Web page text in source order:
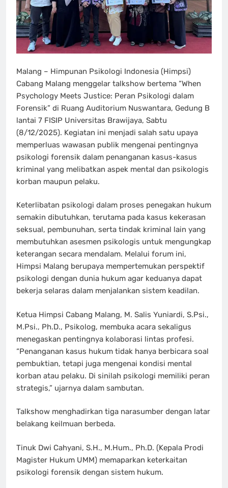
Malang – Himpunan Psikologi Indonesia (Himpsi)
Cabang Malang menggelar talkshow bertema “When
Psychology Meets Justice: Peran Psikologi dalam
Forensik” di Ruang Auditorium Nuswantara, Gedung B
lantai 7 FISIP Universitas Brawijaya, Sabtu
(8/12/2025). Kegiatan ini menjadi salah satu upaya
memperluas wawasan publik mengenai pentingnya
psikologi forensik dalam penanganan kasus-kasus
kriminal yang melibatkan aspek mental dan psikologis
korban maupun pelaku.
Keterlibatan psikologi dalam proses penegakan hukum
semakin dibutuhkan, terutama pada kasus kekerasan
seksual, pembunuhan, serta tindak kriminal lain yang
membutuhkan asesmen psikologis untuk mengungkap
keterangan secara mendalam. Melalui forum ini,
Himpsi Malang berupaya mempertemukan perspektif
psikologi dengan dunia hukum agar keduanya dapat
bekerja selaras dalam menjalankan sistem keadilan.
Ketua Himpsi Cabang Malang, M. Salis Yuniardi, S.Psi.,
M.Psi., Ph.D., Psikolog, membuka acara sekaligus
menegaskan pentingnya kolaborasi lintas profesi.
“Penanganan kasus hukum tidak hanya berbicara soal
pembuktian, tetapi juga mengenai kondisi mental
korban atau pelaku. Di sinilah psikologi memiliki peran
strategis,” ujarnya dalam sambutan.
Talkshow menghadirkan tiga narasumber dengan latar
belakang keilmuan berbeda.
Tinuk Dwi Cahyani, S.H., M.Hum., Ph.D. (Kepala Prodi
Magister Hukum UMM) memaparkan keterkaitan
psikologi forensik dengan sistem hukum.